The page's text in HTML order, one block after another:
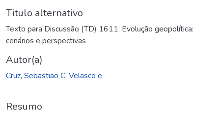
Titulo alternativo
Texto para Discussão (TD) 1611: Evolução geopolítica:
cenários e perspectivas
Autor(a)
Cruz, Sebastião C. Velasco e
Resumo